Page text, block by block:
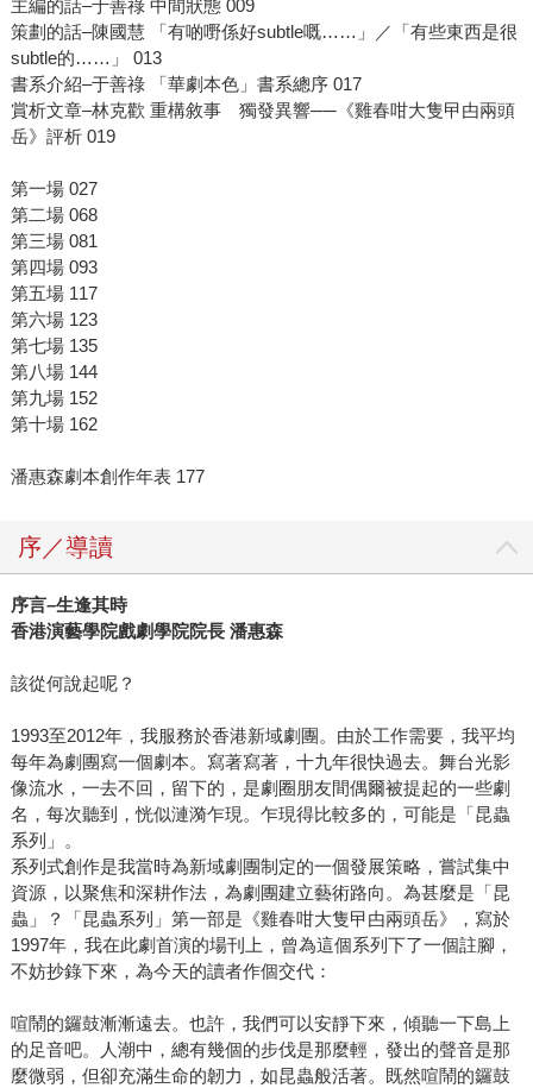
主編的話–于善祿 中間狀態 009
策劃的話–陳國慧 「有啲嘢係好subtle嘅……」／「有些東西是很
subtle的……」 013
書系介紹–于善祿 「華劇本色」書系總序 017
賞析文章–林克歡 重構敘事 獨發異響──《雞春咁大隻曱甴兩頭
岳》評析 019
第一場 027
第二場 068
第三場 081
第四場 093
第五場 117
第六場 123
第七場 135
第八場 144
第九場 152
第十場 162
潘惠森劇本創作年表 177
序／導讀
序言–生逢其時
香港演藝學院戲劇學院院長 潘惠森
該從何說起呢？
1993至2012年，我服務於香港新域劇團。由於工作需要，我平均
每年為劇團寫一個劇本。寫著寫著，十九年很快過去。舞台光影
像流水，一去不回，留下的，是劇圈朋友間偶爾被提起的一些劇
名，每次聽到，恍似漣漪乍現。乍現得比較多的，可能是「昆蟲
系列」。
系列式創作是我當時為新域劇團制定的一個發展策略，嘗試集中
資源，以聚焦和深耕作法，為劇團建立藝術路向。為甚麼是「昆
蟲」？「昆蟲系列」第一部是《雞春咁大隻曱甴兩頭岳》，寫於
1997年，我在此劇首演的場刊上，曾為這個系列下了一個註腳，
不妨抄錄下來，為今天的讀者作個交代：
喧鬧的鑼鼓漸漸遠去。也許，我們可以安靜下來，傾聽一下島上
的足音吧。人潮中，總有幾個的步伐是那麼輕，發出的聲音是那
麼微弱，但卻充滿生命的韌力，如昆蟲般活著。既然喧鬧的鑼鼓